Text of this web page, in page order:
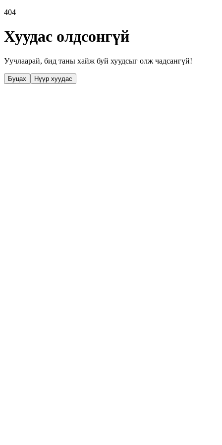
404
Хуудас олдсонгүй
Уучлаарай, бид таны хайж буй хуудсыг олж чадсангүй!
Буцах Нүүр хуудас